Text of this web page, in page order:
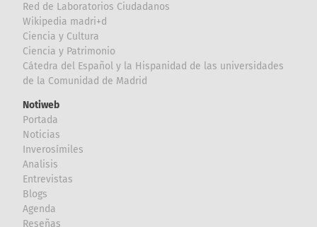
Red de Laboratorios Ciudadanos
Wikipedia madri+d
Ciencia y Cultura
Ciencia y Patrimonio
Cátedra del Español y la Hispanidad de las universidades
de la Comunidad de Madrid
Notiweb
Portada
Noticias
Inverosímiles
Analisis
Entrevistas
Blogs
Agenda
Reseñas